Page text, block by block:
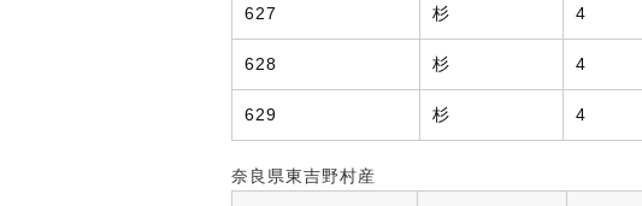
627 杉 4
628 杉 4
629 杉 4
奈良県東吉野村産